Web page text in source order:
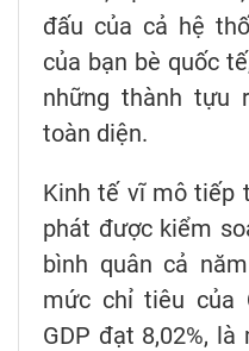
đấu của cả hệ
của bạn bè quốc
những thành tựu
toàn diện.
Kinh tế vĩ mô tiếp
phát được kiểm
bình quân cả
mức chỉ tiêu của
GDP đạt 8,02%,